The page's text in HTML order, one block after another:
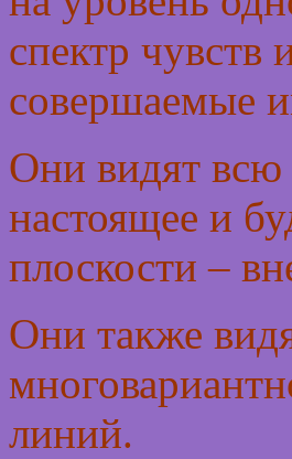
спектр чувств
совершаемые
Они видят
настоящее и
плоскости –
Они также
линий.